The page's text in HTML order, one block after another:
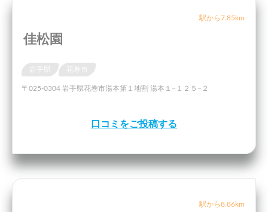
駅から7.85km
佳松園
岩手県
〒025-0304 岩手県花巻市湯本第１地割 湯本１−１２５−２
口コミをご投稿する
駅から8.86km